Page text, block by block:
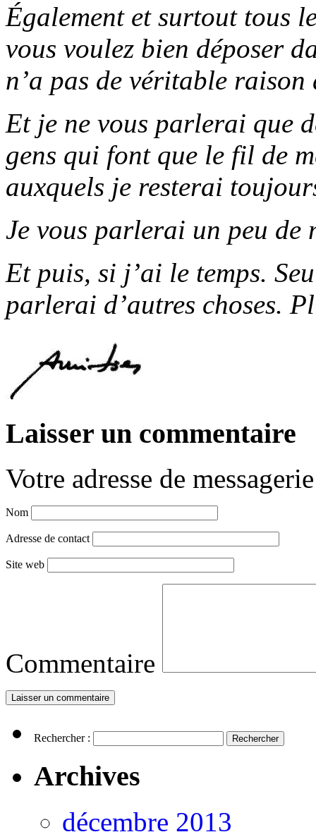
Également et surtout tous
vous voulez bien déposer
n’a pas de véritable
Et je ne vous parlerai que
gens qui font que le fil de
auxquels je resterai
Je vous parlerai un peu de
Et puis, si j’ai le temps.
parlerai d’autres choses.
Laisser un commentaire
Votre adresse de
Nom
Adresse de contact
Site web
Commentaire
Rechercher :
Archives
décembre 2013